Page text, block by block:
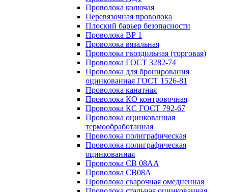
Проволока колючая
Перевязочная проволока
Плоский барьер безопасности
Проволока ВР 1
Проволока вязальная
Проволока гвоздильная (торговая)
Проволока ГОСТ 3282-74
Проволока для бронирования
оцинкованная ГОСТ 1526-81
Проволока канатная
Проволока КО контровочная
Проволока КС ГОСТ 792-67
Проволока оцинкованная
термообработанная
Проволока полиграфическая
Проволока полиграфическая
оцинкованная
Проволока СВ 08АА
Проволока СВ08А
Проволока сварочная омедненная